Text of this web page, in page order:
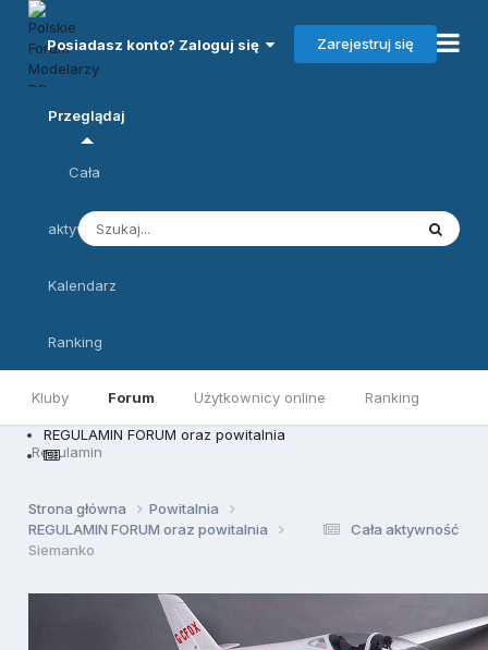
Posiadasz konto? Zaloguj się Zarejestruj się
Przeglądaj
Kluby Forum Użytkownicy online Ranking
Regulamin
Cała
aktywność
Kalendarz
Ranking
REGULAMIN FORUM oraz powitalnia
Cała aktywność
Strona główna
Powitalnia
REGULAMIN FORUM oraz powitalnia
Siemanko